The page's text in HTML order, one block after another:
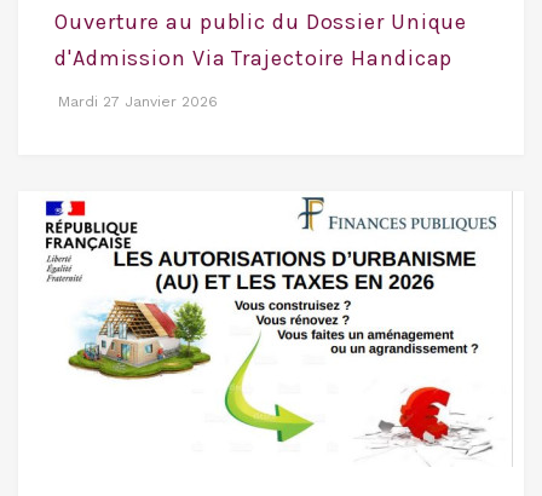
Ouverture au public du Dossier Unique
d'Admission Via Trajectoire Handicap
Mardi 27 Janvier 2026